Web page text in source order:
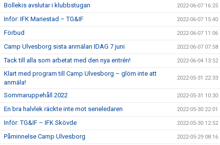
Bollekis avslutar i klubbstugan 2022-06-07 16:25
Inför: IFK Mariestad – TG&IF 2022-06-07 15:40
Förbud 2022-06-07 11:06
Camp Ulvesborg sista anmälan IDAG 7 juni 2022-06-07 07:58
Tack till alla som arbetat med den nya entrén! 2022-06-04 13:52
Klart med program till Camp Ulvesborg – glöm inte att
anmäla!
2022-05-31 22:33
Sommaruppehåll 2022 2022-05-31 10:30
En bra halvlek räckte inte mot serieledaren 2022-05-30 22:01
Inför: TG&IF – IFK Skövde 2022-05-30 12:52
Påminnelse Camp Ulvesborg 2022-05-29 08:16